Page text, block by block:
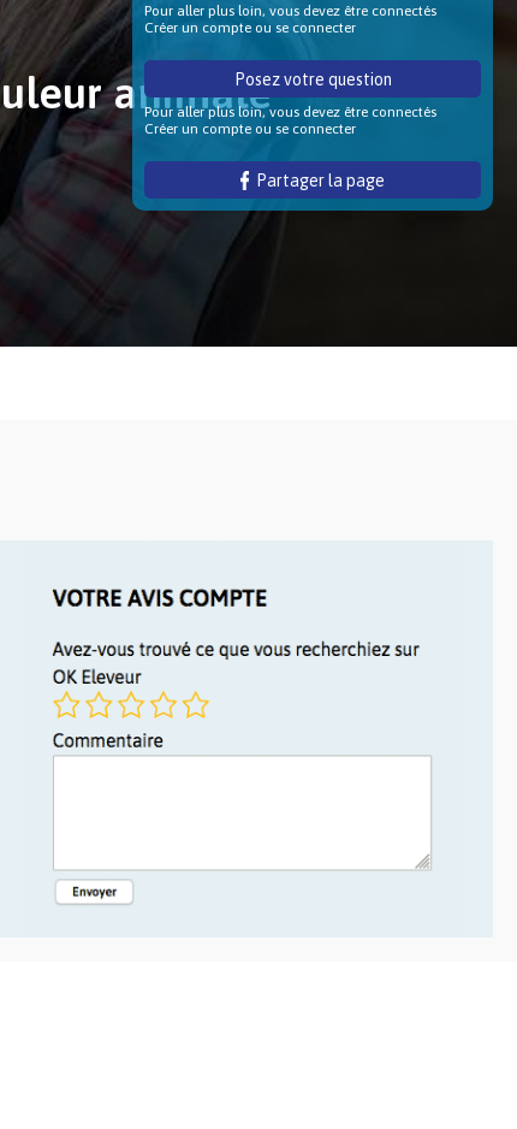
animale
Pour aller plus loin, vous devez être connectés
Créer un compte ou se connecter
Posez votre question
Pour aller plus loin, vous devez être connectés
Créer un compte ou se connecter
Partager la page